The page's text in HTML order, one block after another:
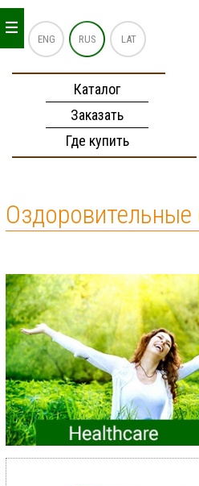
ENG RUS LAT
Каталог
Заказать
Где купить
_
_
_
Оздоровительные